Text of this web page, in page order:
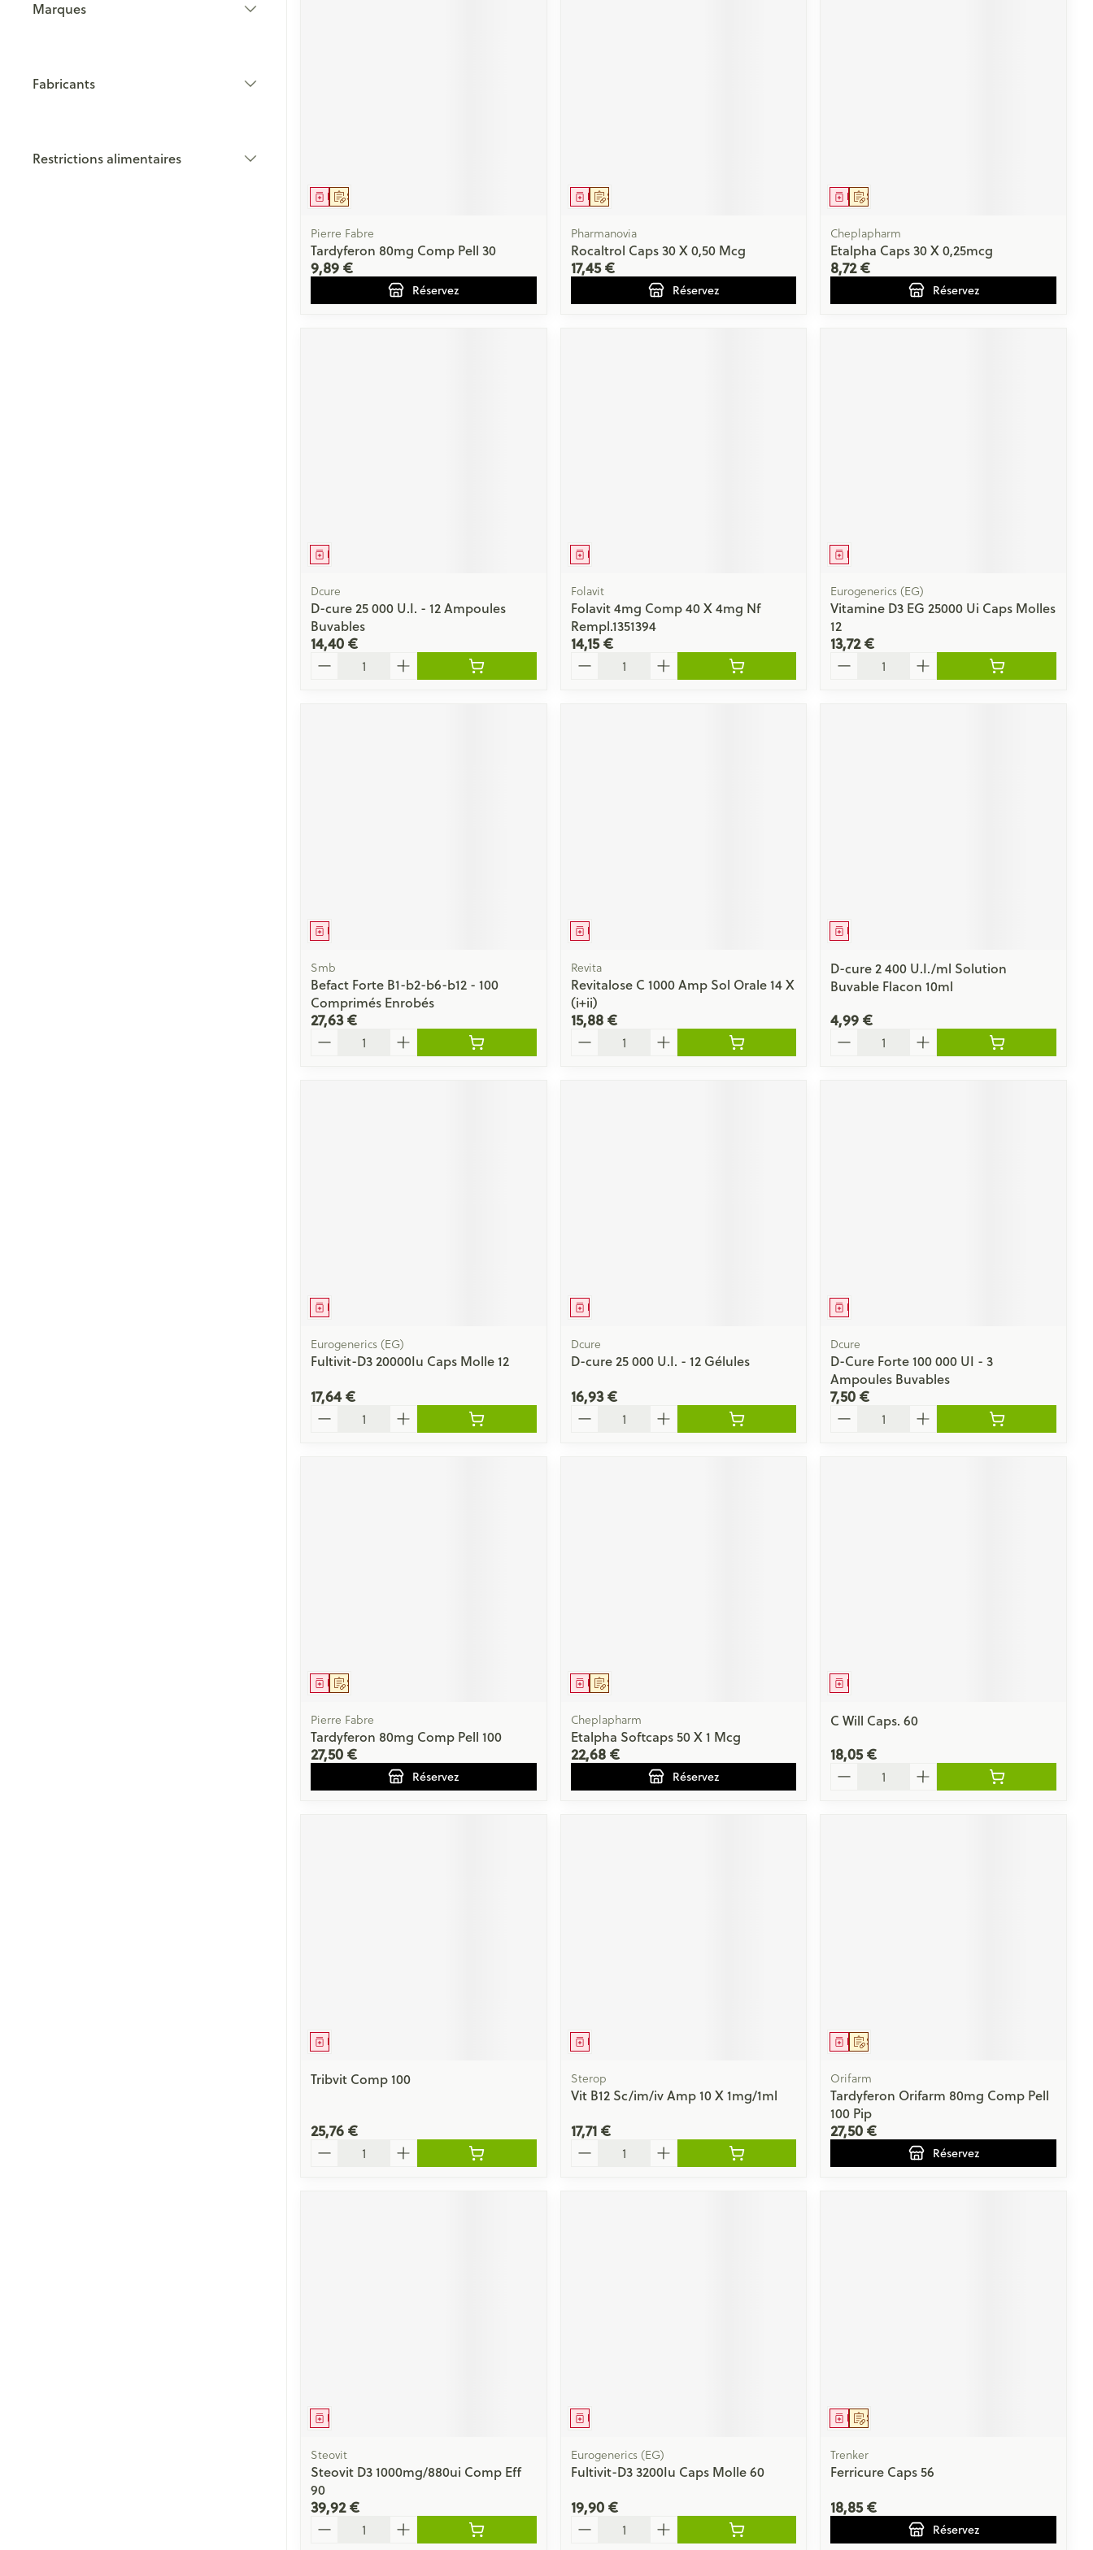
Marques
Fabricants
Restrictions alimentaires
Sur prescription
Médicament
Pierre Fabre
Tardyferon 80mg Comp Pell 30
9,89 €
Réservez
Sur prescription
Médicament
Pharmanovia
Rocaltrol Caps 30 X 0,50 Mcg
17,45 €
Réservez
Sur prescription
Médicament
Cheplapharm
Etalpha Caps 30 X 0,25mcg
8,72 €
Réservez
Médicament
Dcure
D-cure 25 000 U.I. - 12 Ampoules
Buvables
14,40 €
Quantité
Médicament
Folavit
Folavit 4mg Comp 40 X 4mg Nf
Rempl.1351394
14,15 €
Quantité
Médicament
Eurogenerics (EG)
Vitamine D3 EG 25000 Ui Caps Molles
12
13,72 €
Quantité
Médicament
Smb
Befact Forte B1-b2-b6-b12 - 100
Comprimés Enrobés
27,63 €
Quantité
Médicament
Revita
Revitalose C 1000 Amp Sol Orale 14 X
(i+ii)
15,88 €
Quantité
Médicament
D-cure 2 400 U.I./ml Solution
Buvable Flacon 10ml
4,99 €
Quantité
Médicament
Eurogenerics (EG)
Fultivit-D3 20000Iu Caps Molle 12
17,64 €
Quantité
Médicament
Dcure
D-cure 25 000 U.I. - 12 Gélules
16,93 €
Quantité
Médicament
Dcure
D-Cure Forte 100 000 UI - 3
Ampoules Buvables
7,50 €
Quantité
Sur prescription
Médicament
Pierre Fabre
Tardyferon 80mg Comp Pell 100
27,50 €
Réservez
Sur prescription
Médicament
Cheplapharm
Etalpha Softcaps 50 X 1 Mcg
22,68 €
Réservez
Médicament
C Will Caps. 60
18,05 €
Quantité
Médicament
Tribvit Comp 100
25,76 €
Quantité
Médicament
Sterop
Vit B12 Sc/im/iv Amp 10 X 1mg/1ml
17,71 €
Quantité
Sur prescription
Médicament
Orifarm
Tardyferon Orifarm 80mg Comp Pell
100 Pip
27,50 €
Réservez
Médicament
Steovit
Steovit D3 1000mg/880ui Comp Eff
90
39,92 €
Quantité
Médicament
Eurogenerics (EG)
Fultivit-D3 3200Iu Caps Molle 60
19,90 €
Quantité
Sur prescription
Médicament
Trenker
Ferricure Caps 56
18,85 €
Réservez